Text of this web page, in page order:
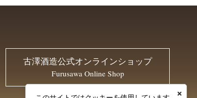
古澤酒造公式オンラインショップ
Furusawa Online Shop
×